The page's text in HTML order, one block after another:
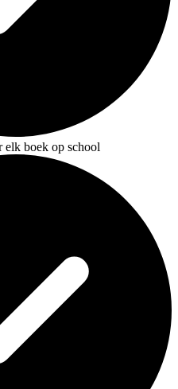
elk boek op school